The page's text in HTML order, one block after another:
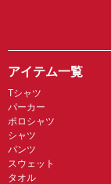
アイテム一覧
Tシャツ
パーカー
ポロシャツ
シャツ
パンツ
スウェット
タオル